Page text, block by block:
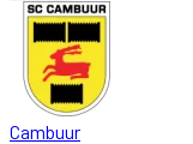
Cambuur